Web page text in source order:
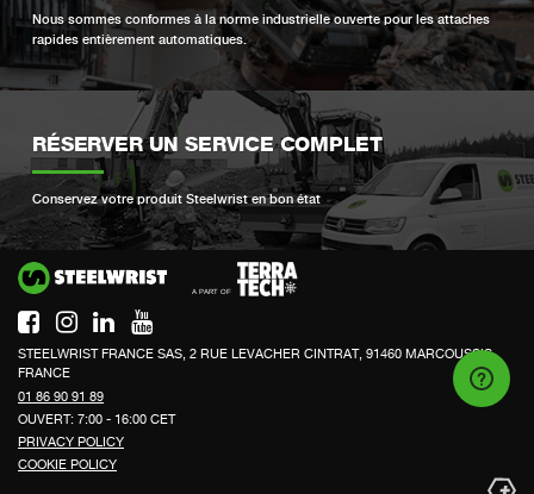
Nous sommes conformes à la norme industrielle ouverte pour les attaches
rapides entièrement automatiques.
RÉSERVER UN SERVICE COMPLET
Conservez votre produit Steelwrist en bon état
STEELWRIST FRANCE SAS, 2 RUE LEVACHER CINTRAT, 91460 MARCOUSSIS,
FRANCE
01 86 90 91 89
OUVERT: 7:00 - 16:00 CET
PRIVACY POLICY
COOKIE POLICY